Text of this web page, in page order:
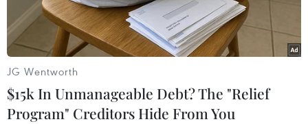
JG Wentworth
$15k In Unmanageable Debt? The "Relief
Program" Creditors Hide From You